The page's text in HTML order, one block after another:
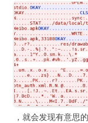
，就会发现有意思